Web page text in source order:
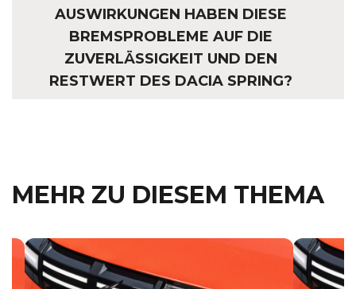
AUSWIRKUNGEN HABEN DIESE
BREMSPROBLEME AUF DIE
ZUVERLÄSSIGKEIT UND DEN
RESTWERT DES DACIA SPRING?
MEHR ZU DIESEM THEMA